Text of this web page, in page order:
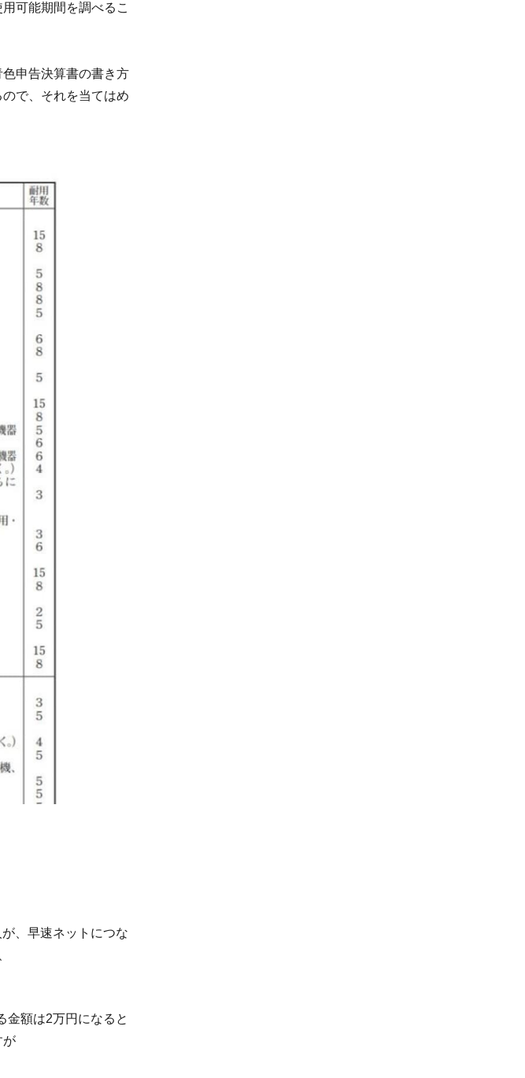
可能期間を調べるこ
申告決算書の書き方
で、それを当てはめ
、早速ネットにつな
金額は2万円になると
が